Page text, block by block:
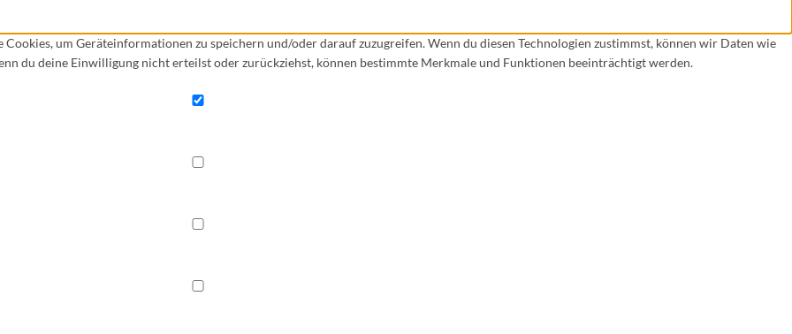
um Geräteinformationen zu speichern und/oder darauf zuzugreifen. Wenn du diesen Technologien zustimmst, können wir Daten wie
du deine Einwilligung nicht erteilst oder zurückziehst, können bestimmte Merkmale und Funktionen beeinträchtigt werden.